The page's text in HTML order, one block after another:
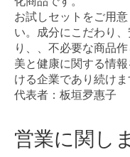
お試しセットをご用
い。成分にこだわり
り、、不必要な商品作
美と健康に関する情
ける企業であり続けま
代表者：板垣夛惠子
営業に関し